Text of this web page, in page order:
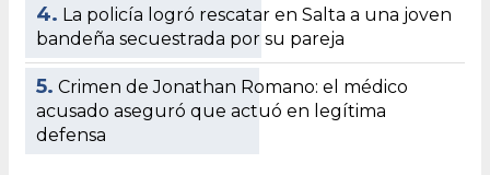
4. La policía logró rescatar en Salta a una joven
bandeña secuestrada por su pareja
5. Crimen de Jonathan Romano: el médico
acusado aseguró que actuó en legítima
defensa